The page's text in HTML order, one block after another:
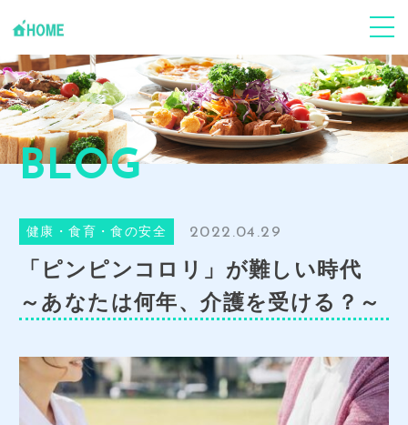
ABOUT
Jフードハーモニーについて
個人の方
心身ケア
Youtube
お知らせ･ブログ
GALLERY
事業風景
BLOG
健康・食育・食の安全 2022.04.29
「ピンピンコロリ」が難しい時代
～あなたは何年、介護を受ける？～